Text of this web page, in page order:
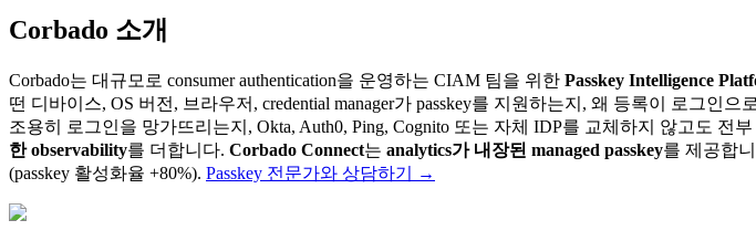
Corbado 소개
Corbado는 대규모로 consumer authentication을 운영하는 CIAM 팀을 위한 Passkey Intelligence
떤 디바이스, OS 버전, 브라우저, credential manager가 passkey를 지원하는지, 왜 등록이 로그인
조용히 로그인을 망가뜨리는지, Okta, Auth0, Ping, Cognito 또는 자체 IDP를 교체하지 않고도 전
한 observability를 더합니다. Corbado Connect는 analytics가 내장된 managed passkey를 제공합
(passkey 활성화율 +80%). Passkey 전문가와 상담하기 →